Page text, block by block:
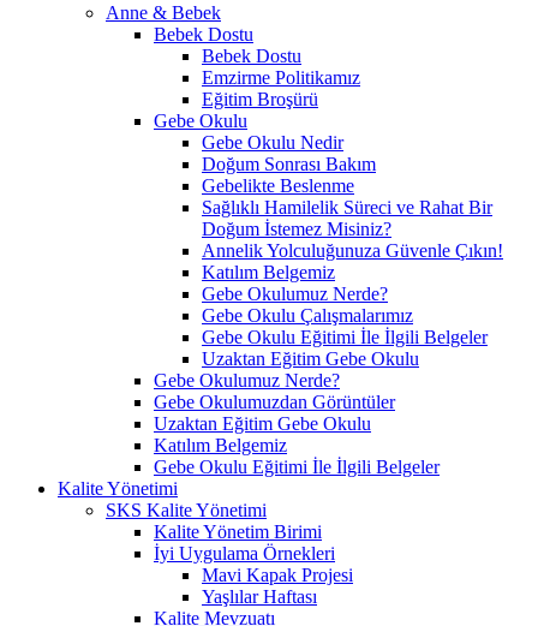
Anne & Bebek
Bebek Dostu
Bebek Dostu
Emzirme Politikamız
Eğitim Broşürü
Gebe Okulu
Gebe Okulu Nedir
Doğum Sonrası Bakım
Gebelikte Beslenme
Sağlıklı Hamilelik Süreci ve Rahat Bir
Doğum İstemez Misiniz?
Annelik Yolculuğunuza Güvenle Çıkın!
Katılım Belgemiz
Gebe Okulumuz Nerde?
Gebe Okulu Çalışmalarımız
Gebe Okulu Eğitimi İle İlgili Belgeler
Uzaktan Eğitim Gebe Okulu
Gebe Okulumuz Nerde?
Gebe Okulumuzdan Görüntüler
Uzaktan Eğitim Gebe Okulu
Katılım Belgemiz
Gebe Okulu Eğitimi İle İlgili Belgeler
Kalite Yönetimi
SKS Kalite Yönetimi
Kalite Yönetim Birimi
İyi Uygulama Örnekleri
Mavi Kapak Projesi
Yaşlılar Haftası
Kalite Mevzuatı